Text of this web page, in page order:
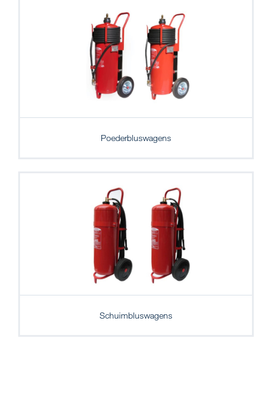
Poederbluswagens
Schuimbluswagens